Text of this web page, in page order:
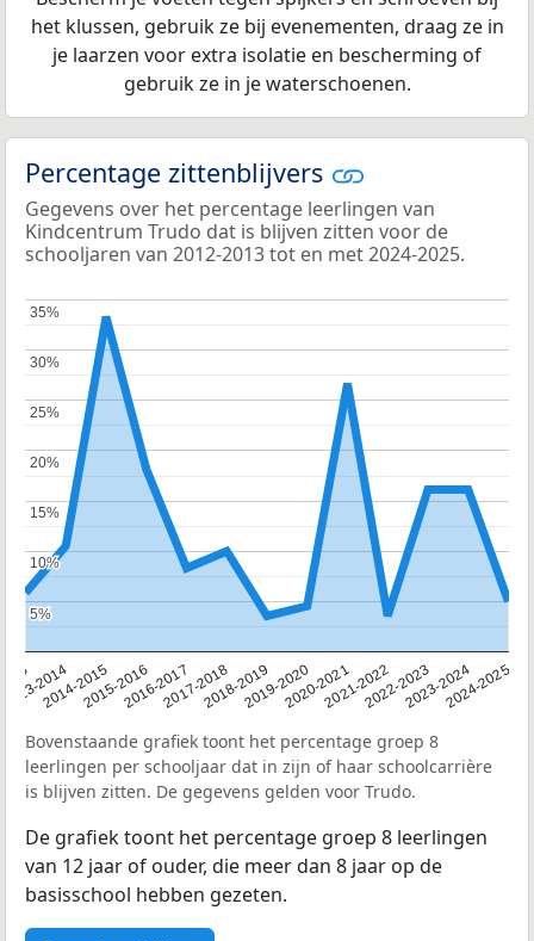
het klussen, gebruik ze bij evenementen, draag ze in
je laarzen voor extra isolatie en bescherming of
gebruik ze in je waterschoenen.
Percentage zittenblijvers
Gegevens over het percentage leerlingen van
Kindcentrum Trudo dat is blijven zitten voor de
schooljaren van 2012-2013 tot en met 2024-2025.
2013-20142014-20152015-20162016-20172017-20182018-20192019-20202020-20212021-20222022-20232023-20242024-2025
5%
5%
10%
10%
15%
15%
20%
20%
25%
25%
30%
30%
35%
35%
Bovenstaande grafiek toont het percentage groep 8
leerlingen per schooljaar dat in zijn of haar schoolcarrière
is blijven zitten. De gegevens gelden voor Trudo.
De grafiek toont het percentage groep 8 leerlingen
van 12 jaar of ouder, die meer dan 8 jaar op de
basisschool hebben gezeten.